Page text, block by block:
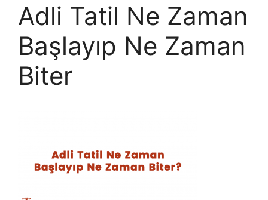
Adli Tatil Ne Zaman
Başlayıp Ne Zaman
Biter